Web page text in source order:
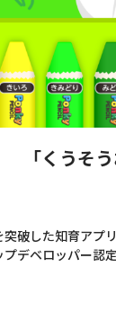
「くうそ
破した知育ア
ベロッパー認